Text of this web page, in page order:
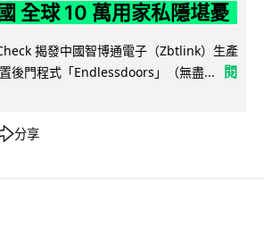
全球 10 萬用家私隱堪憂
揭發中國智博通電子（Zbtlink）生產
後門程式「Endlessdoors」（無盡...
閱
分享